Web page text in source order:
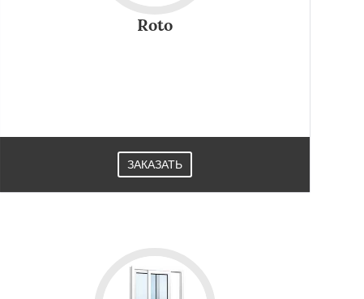
Roto
ЗАКАЗАТЬ